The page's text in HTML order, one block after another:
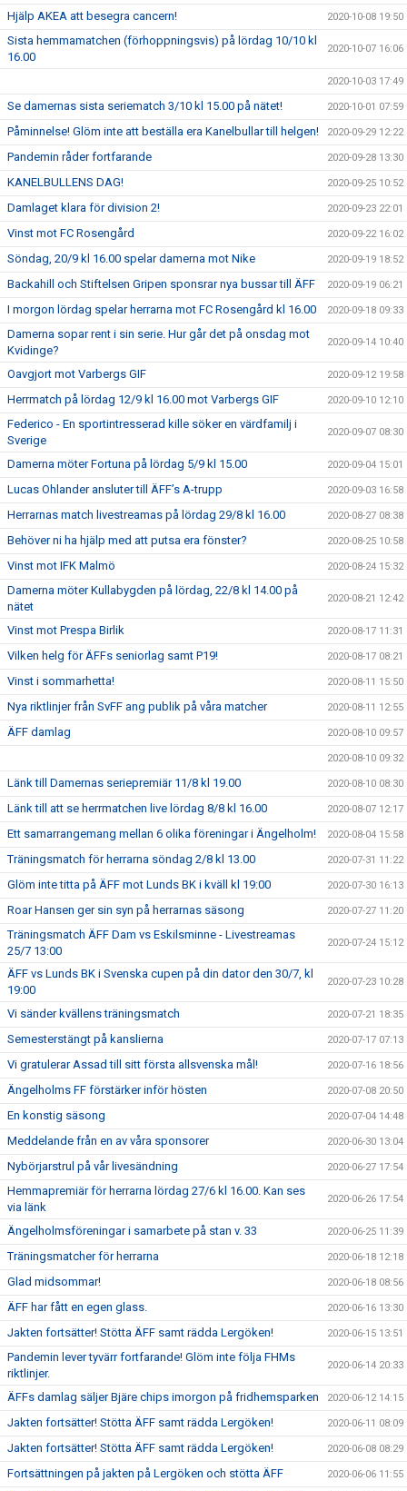
Hjälp AKEA att besegra cancern! 2020-10-08 19:50
Sista hemmamatchen (förhoppningsvis) på lördag 10/10 kl
16.00
2020-10-07 16:06
2020-10-03 17:49
Se damernas sista seriematch 3/10 kl 15.00 på nätet! 2020-10-01 07:59
Påminnelse! Glöm inte att beställa era Kanelbullar till helgen! 2020-09-29 12:22
Pandemin råder fortfarande 2020-09-28 13:30
KANELBULLENS DAG! 2020-09-25 10:52
Damlaget klara för division 2! 2020-09-23 22:01
Vinst mot FC Rosengård 2020-09-22 16:02
Söndag, 20/9 kl 16.00 spelar damerna mot Nike 2020-09-19 18:52
Backahill och Stiftelsen Gripen sponsrar nya bussar till ÄFF 2020-09-19 06:21
I morgon lördag spelar herrarna mot FC Rosengård kl 16.00 2020-09-18 09:33
Damerna sopar rent i sin serie. Hur går det på onsdag mot
Kvidinge?
2020-09-14 10:40
Oavgjort mot Varbergs GIF 2020-09-12 19:58
Herrmatch på lördag 12/9 kl 16.00 mot Varbergs GIF 2020-09-10 12:10
Federico - En sportintresserad kille söker en värdfamilj i
Sverige
2020-09-07 08:30
Damerna möter Fortuna på lördag 5/9 kl 15.00 2020-09-04 15:01
Lucas Ohlander ansluter till ÄFF’s A-trupp 2020-09-03 16:58
Herrarnas match livestreamas på lördag 29/8 kl 16.00 2020-08-27 08:38
Behöver ni ha hjälp med att putsa era fönster? 2020-08-25 10:58
Vinst mot IFK Malmö 2020-08-24 15:32
Damerna möter Kullabygden på lördag, 22/8 kl 14.00 på
nätet
2020-08-21 12:42
Vinst mot Prespa Birlik 2020-08-17 11:31
Vilken helg för ÄFFs seniorlag samt P19! 2020-08-17 08:21
Vinst i sommarhetta! 2020-08-11 15:50
Nya riktlinjer från SvFF ang publik på våra matcher 2020-08-11 12:55
ÄFF damlag 2020-08-10 09:57
2020-08-10 09:32
Länk till Damernas seriepremiär 11/8 kl 19.00 2020-08-10 08:30
Länk till att se herrmatchen live lördag 8/8 kl 16.00 2020-08-07 12:17
Ett samarrangemang mellan 6 olika föreningar i Ängelholm! 2020-08-04 15:58
Träningsmatch för herrarna söndag 2/8 kl 13.00 2020-07-31 11:22
Glöm inte titta på ÄFF mot Lunds BK i kväll kl 19:00 2020-07-30 16:13
Roar Hansen ger sin syn på herrarnas säsong 2020-07-27 11:20
Träningsmatch ÄFF Dam vs Eskilsminne - Livestreamas
25/7 13:00
2020-07-24 15:12
ÄFF vs Lunds BK i Svenska cupen på din dator den 30/7, kl
19:00
2020-07-23 10:28
Vi sänder kvällens träningsmatch 2020-07-21 18:35
Semesterstängt på kanslierna 2020-07-17 07:13
Vi gratulerar Assad till sitt första allsvenska mål! 2020-07-16 18:56
Ängelholms FF förstärker inför hösten 2020-07-08 20:50
En konstig säsong 2020-07-04 14:48
Meddelande från en av våra sponsorer 2020-06-30 13:04
Nybörjarstrul på vår livesändning 2020-06-27 17:54
Hemmapremiär för herrarna lördag 27/6 kl 16.00. Kan ses
via länk
2020-06-26 17:54
Ängelholmsföreningar i samarbete på stan v. 33 2020-06-25 11:39
Träningsmatcher för herrarna 2020-06-18 12:18
Glad midsommar! 2020-06-18 08:56
ÄFF har fått en egen glass. 2020-06-16 13:30
Jakten fortsätter! Stötta ÄFF samt rädda Lergöken! 2020-06-15 13:51
Pandemin lever tyvärr fortfarande! Glöm inte följa FHMs
riktlinjer.
2020-06-14 20:33
ÄFFs damlag säljer Bjäre chips imorgon på fridhemsparken 2020-06-12 14:15
Jakten fortsätter! Stötta ÄFF samt rädda Lergöken! 2020-06-11 08:09
Jakten fortsätter! Stötta ÄFF samt rädda Lergöken! 2020-06-08 08:29
Fortsättningen på jakten på Lergöken och stötta ÄFF 2020-06-06 11:55